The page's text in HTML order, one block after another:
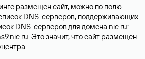
размещен сайт, можно по полю
DNS-серверов, поддерживающих
DNS-серверов для домена nic.ru:
Это значит, что сайт размещен